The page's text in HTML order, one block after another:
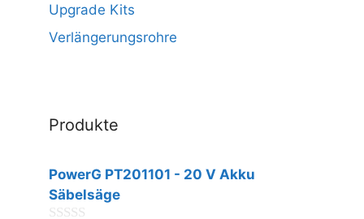
Upgrade Kits
Verlängerungsrohre
Produkte
PowerG PT201101 - 20 V Akku
Säbelsäge